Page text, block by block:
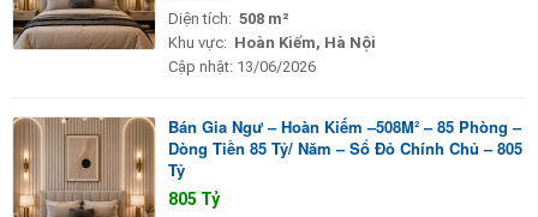
Diện tích: 508 m²
Khu vực: Hoàn Kiếm, Hà Nội
Cập nhật: 13/06/2026
Bán Gia Ngư – Hoàn Kiếm –508M² – 85 Phòng –
Dòng Tiền 85 Tỷ/ Năm – Sổ Đỏ Chính Chủ – 805
Tỷ
805 Tỷ